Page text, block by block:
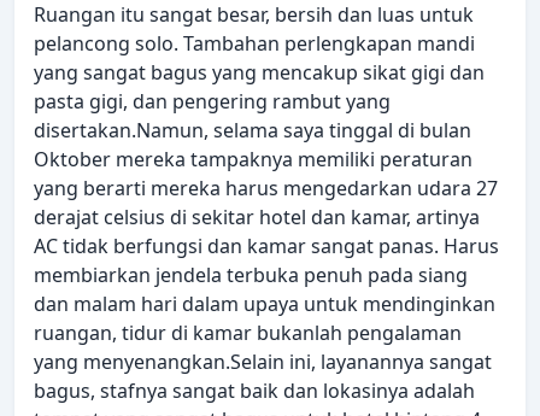
Ruangan itu sangat besar, bersih dan luas untuk
pelancong solo. Tambahan perlengkapan mandi
yang sangat bagus yang mencakup sikat gigi dan
pasta gigi, dan pengering rambut yang
disertakan.Namun, selama saya tinggal di bulan
Oktober mereka tampaknya memiliki peraturan
yang berarti mereka harus mengedarkan udara 27
derajat celsius di sekitar hotel dan kamar, artinya
AC tidak berfungsi dan kamar sangat panas. Harus
membiarkan jendela terbuka penuh pada siang
dan malam hari dalam upaya untuk mendinginkan
ruangan, tidur di kamar bukanlah pengalaman
yang menyenangkan.Selain ini, layanannya sangat
bagus, stafnya sangat baik dan lokasinya adalah